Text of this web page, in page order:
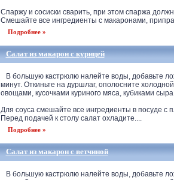
Спаржу и сосиски сварить, при этом спаржа
Смешайте все ингредиенты с макаронами,
Подробнее »
Салат из макарон с курицей
В большую кастрюлю налейте воды, добавьте
минут. Откиньте на дуршлаг, ополосните
овощами, кусочками куриного мяса, кубиками
Для соуса смешайте все ингредиенты в посуде
Перед подачей к столу салат охладите....
Подробнее »
Салат из макарон с ветчиной
В большую кастрюлю налейте воды, добавьте